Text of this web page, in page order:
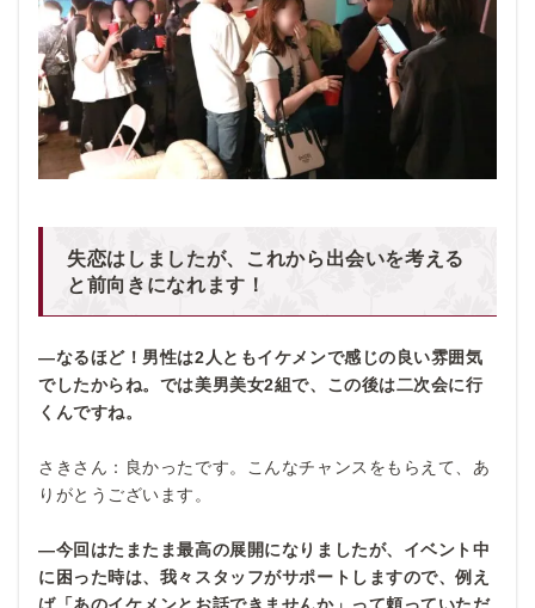
失恋はしましたが、これから出会いを考える
と前向きになれます！
―なるほど！男性は2 人ともイケメンで感じの良い雰囲気
でしたからね。では美男美女2組で、この後は二次会に行
くんですね。
さきさん：良かったです。こんなチャンスをもらえて、あ
りがとうございます。
―今回はたまたま最高の展開になりましたが、イベント中
に困った時は、我々スタッフがサポートしますので、例え